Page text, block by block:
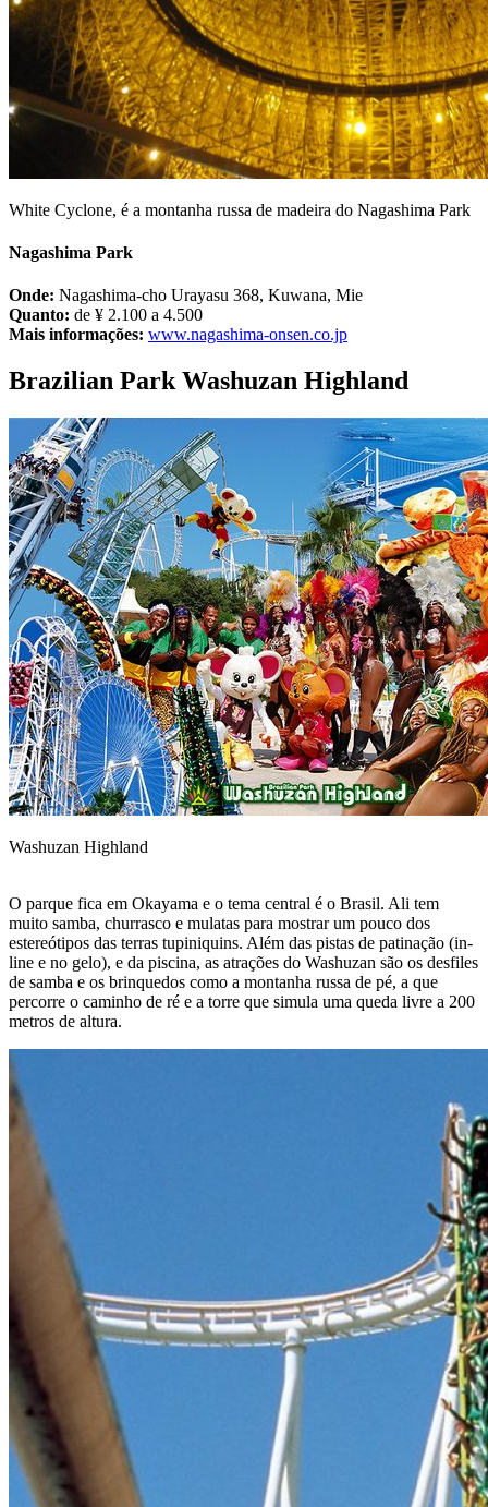
White Cyclone, é a montanha russa de madeira do Nagashima Park
Nagashima Park
Onde: Nagashima-cho Urayasu 368, Kuwana, Mie
Quanto: de ¥ 2.100 a 4.500
Mais informações: www.nagashima-onsen.co.jp
Brazilian Park Washuzan Highland
Washuzan Highland
O parque fica em Okayama e o tema central é o Brasil. Ali tem
muito samba, churrasco e mulatas para mostrar um pouco dos
estereótipos das terras tupiniquins. Além das pistas de patinação (in-
line e no gelo), e da piscina, as atrações do Washuzan são os desfiles
de samba e os brinquedos como a montanha russa de pé, a que
percorre o caminho de ré e a torre que simula uma queda livre a 200
metros de altura.